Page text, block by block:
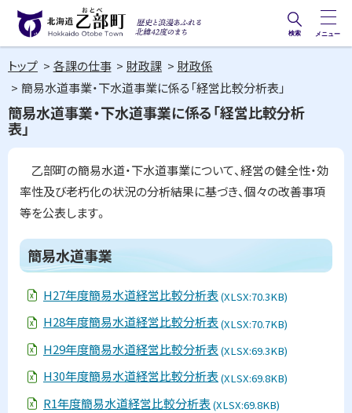
へ
メ
ュ
ー
北海道乙部町
Hokkaido Otobe Town
歴史と
浪漫あ
ふれる
北緯42
ち
検索 メニュー
トップ 各課の仕事 財政課
財政係
簡易水道事業・下水道事業に係る「経営比較分析表」
簡易水道事業・下水道事業に係る「経営比較分析
表」
乙部町の簡易水道・下水道事業について、経営の健全性・効
率性及び老朽化の状況の分析結果に基づき、個々の改善事項
等を公表します。
ペ
ー
ジ
目
簡
易
水
道
事
業
簡易水道事業
H27年度簡易水道経営比較分析表 (XLSX:70.3KB)
H28年度簡易水道経営比較分析表 (XLSX:70.7KB)
H29年度簡易水道経営比較分析表 (XLSX:69.3KB)
H30年度簡易水道経営比較分析表 (XLSX:69.8KB)
R1年度簡易水道経営比較分析表 (XLSX:69.8KB)